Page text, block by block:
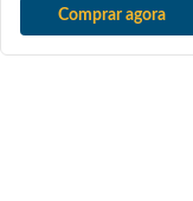
Comprar agora